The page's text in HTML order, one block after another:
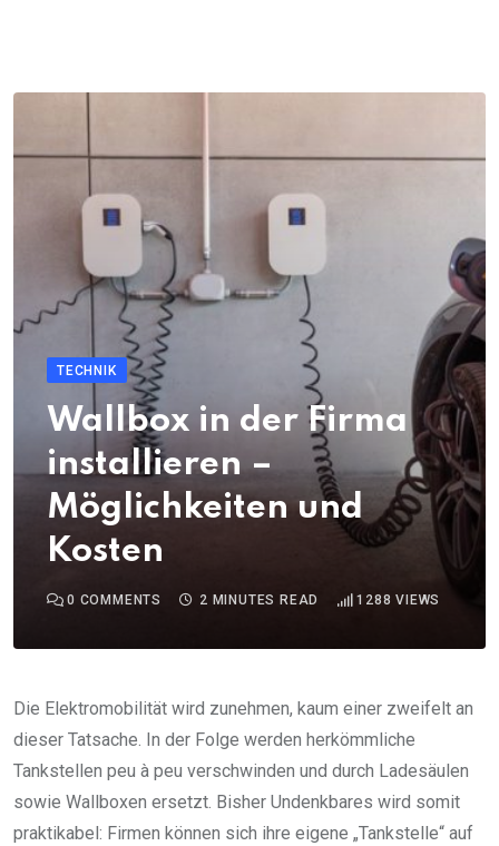
TECHNIK
Wallbox in der Firma
installieren –
Möglichkeiten und
Kosten
0 COMMENTS 2 MINUTES READ 1288 VIEWS
Die Elektromobilität wird zunehmen, kaum einer zweifelt an
dieser Tatsache. In der Folge werden herkömmliche
Tankstellen peu à peu verschwinden und durch Ladesäulen
sowie Wallboxen ersetzt. Bisher Undenkbares wird somit
praktikabel: Firmen können sich ihre eigene „Tankstelle“ auf